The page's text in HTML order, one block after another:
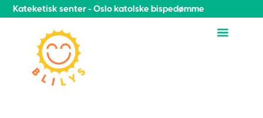
Kateketisk senter - Oslo katolske bispedømme